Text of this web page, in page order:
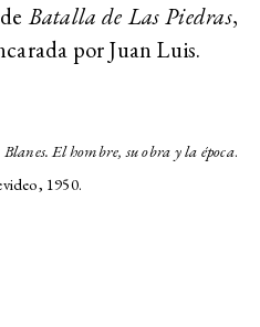
Batalla de Las Piedras,
por Juan Luis.
Blanes. El hombre, su obra y la época.
1950.